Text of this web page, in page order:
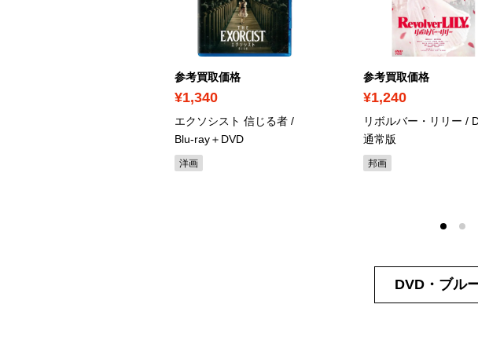
参考買取価格
¥1,340
エクソシスト 信じる者 /
Blu-ray＋DVD
洋画
参考買取価格
¥1,240
リボルバー・リリー /
通常版
邦画
DVD・ブル